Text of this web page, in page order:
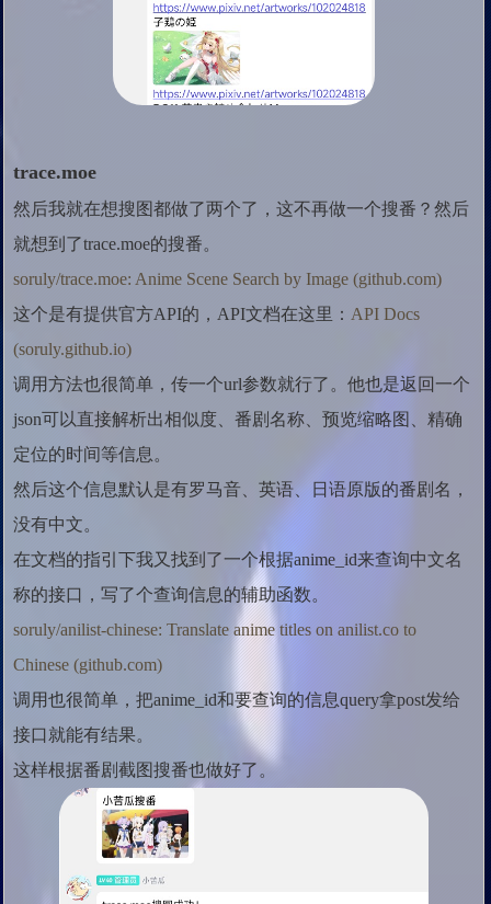
trace.moe
然后我就在想搜图都做了两个了，这不再做一个搜番？然后
就想到了trace.moe的搜番。
soruly/trace.moe: Anime Scene Search by Image (github.com)
这个是有提供官方API的，API文档在这里： API Docs
(soruly.github.io)
调用方法也很简单，传一个url参数就行了。他也是返回一个
json可以直接解析出相似度、番剧名称、预览缩略图、精确
定位的时间等信息。
然后这个信息默认是有罗马音、英语、日语原版的番剧名，
没有中文。
在文档的指引下我又找到了一个根据anime_id来查询中文名
称的接口，写了个查询信息的辅助函数。
soruly/anilist-chinese: Translate anime titles on anilist.co to
Chinese (github.com)
调用也很简单，把anime_id和要查询的信息query拿post发给
接口就能有结果。
这样根据番剧截图搜番也做好了。